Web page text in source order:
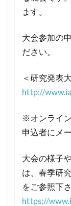
ます。
大会参加の
ださい。
＜研究発表
http://
※オンライ
申込者にメ
大会の様子
は、春季研
をご参照下さ
https://